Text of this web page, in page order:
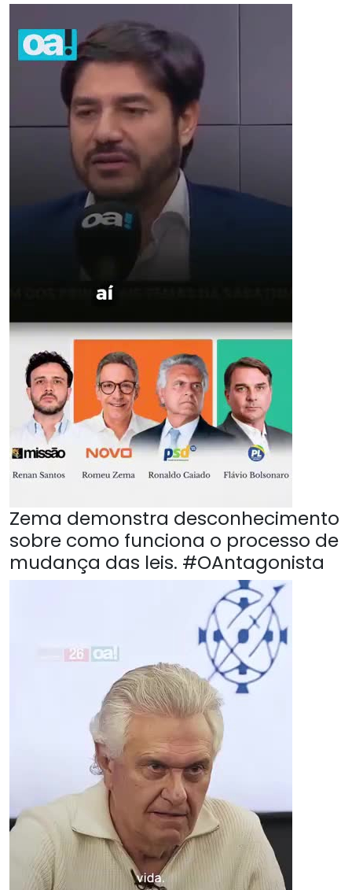
Zema demonstra desconhecimento
sobre como funciona o processo de
mudança das leis. #OAntagonista